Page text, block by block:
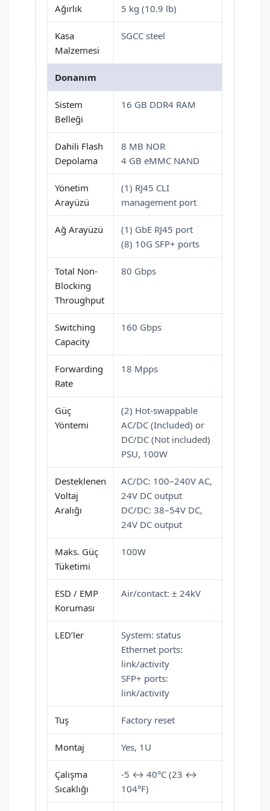
Ağırlık 5 kg (10.9 lb)
Kasa
Malzemesi
SGCC steel
Donanım
Sistem
Belleği
16 GB DDR4 RAM
Dahili Flash
Depolama
8 MB NOR
4 GB eMMC NAND
Yönetim
Arayüzü
(1) RJ45 CLI
management port
Ağ Arayüzü
(1) GbE RJ45 port
(8) 10G SFP+ ports
Total Non-
Blocking
Throughput
80 Gbps
Switching
Capacity
160 Gbps
Forwarding
Rate
18 Mpps
Güç
Yöntemi
(2) Hot-swappable
AC/DC (Included) or
DC/DC (Not included)
PSU, 100W
Desteklenen
Voltaj
Aralığı
AC/DC: 100–240V AC,
24V DC output
DC/DC: 38–54V DC,
24V DC output
Maks. Güç
Tüketimi
100W
ESD / EMP
Koruması
Air/contact: ± 24kV
LED’ler
System: status
Ethernet ports:
link/activity
SFP+ ports:
link/activity
Tuş Factory reset
Montaj Yes, 1U
Çalışma
Sıcaklığı
-5 ↔ 40°C (23 ↔
104°F)